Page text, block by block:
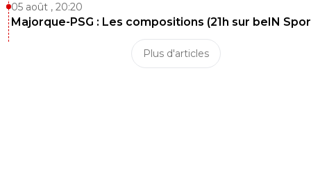
05 août , 20:20
Majorque-PSG : Les compositions (21h sur beIN
Plus d'articles